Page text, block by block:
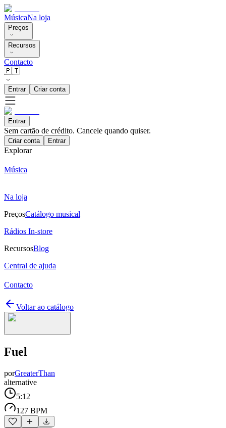
MúsicaNa loja
Preços
Recursos
Contacto
🇵🇹
Entrar Criar conta
Entrar
Sem cartão de crédito. Cancele quando quiser.
Criar conta Entrar
Explorar
Música
Na loja
PreçosCatálogo musical
Rádios In-store
RecursosBlog
Central de ajuda
Contacto
Voltar ao catálogo
Fuel
porGreaterThan
alternative
5:12
127 BPM